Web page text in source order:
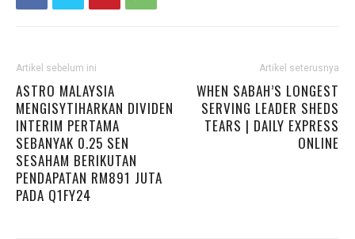
Artikel sebelum ini
ASTRO MALAYSIA
MENGISYTIHARKAN DIVIDEN
INTERIM PERTAMA
SEBANYAK 0.25 SEN
SESAHAM BERIKUTAN
PENDAPATAN RM891 JUTA
PADA Q1FY24
Artikel seterusnya
WHEN SABAH’S LONGEST
SERVING LEADER SHEDS
TEARS | DAILY EXPRESS
ONLINE